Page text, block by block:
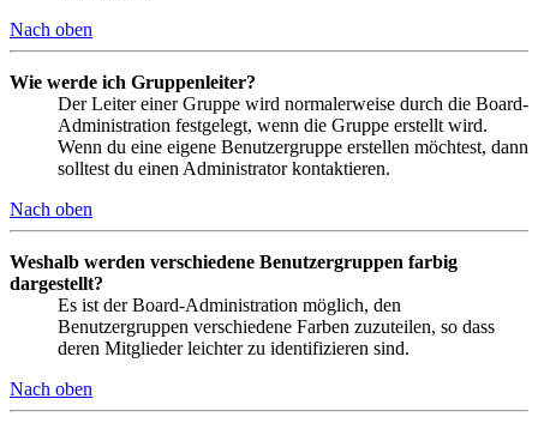
Nach oben
Wie werde ich Gruppenleiter?
Der Leiter einer Gruppe wird normalerweise durch die Board-
Administration festgelegt, wenn die Gruppe erstellt wird.
Wenn du eine eigene Benutzergruppe erstellen möchtest, dann
solltest du einen Administrator kontaktieren.
Nach oben
Weshalb werden verschiedene Benutzergruppen farbig
dargestellt?
Es ist der Board-Administration möglich, den
Benutzergruppen verschiedene Farben zuzuteilen, so dass
deren Mitglieder leichter zu identifizieren sind.
Nach oben